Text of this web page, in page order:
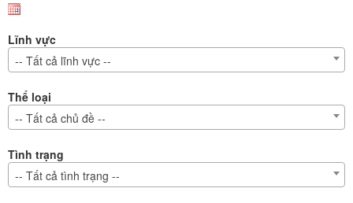
Lĩnh vực
-- Tất cả lĩnh vực --
Thể loại
-- Tất cả chủ đề --
Tình trạng
-- Tất cả tình trạng --